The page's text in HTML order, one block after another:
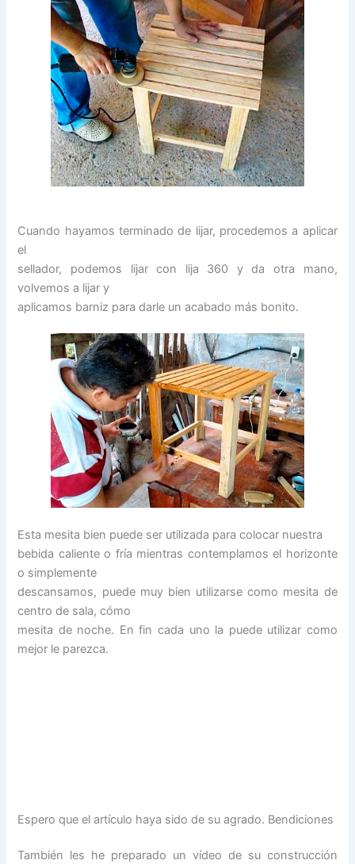
Cuando hayamos terminado de lijar, procedemos a aplicar
el
sellador, podemos lijar con lija 360 y da otra mano,
volvemos a lijar y
aplicamos barniz para darle un acabado más bonito.
Esta mesita bien puede ser utilizada para colocar nuestra
bebida caliente o fría mientras contemplamos el horizonte
o simplemente
descansamos, puede muy bien utilizarse como mesita de
centro de sala, cómo
mesita de noche. En fin cada uno la puede utilizar como
mejor le parezca.
Espero que el artículo haya sido de su agrado. Bendiciones
También les he preparado un vídeo de su construcción